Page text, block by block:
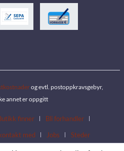
og evtl. postoppkravsgebyr,
annet er oppgitt
finner
Bli forhandler
med Jobs Steder